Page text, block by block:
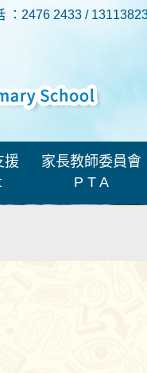
：2476 2433 /
援
家長教師委員會
P T A